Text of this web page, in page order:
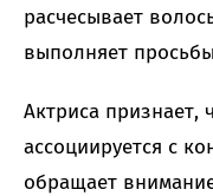
расчесывает
выполняет
Актриса признает,
ассоциируется с
обращает